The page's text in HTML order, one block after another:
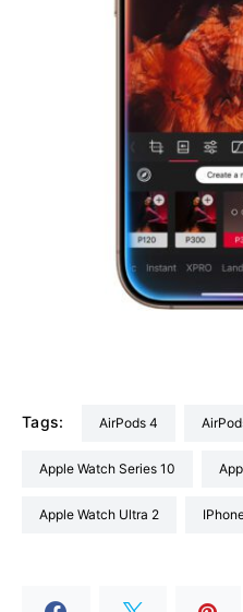
Tags: AirPods 4
Apple Watch Series 10
Apple Watch Ultra 2